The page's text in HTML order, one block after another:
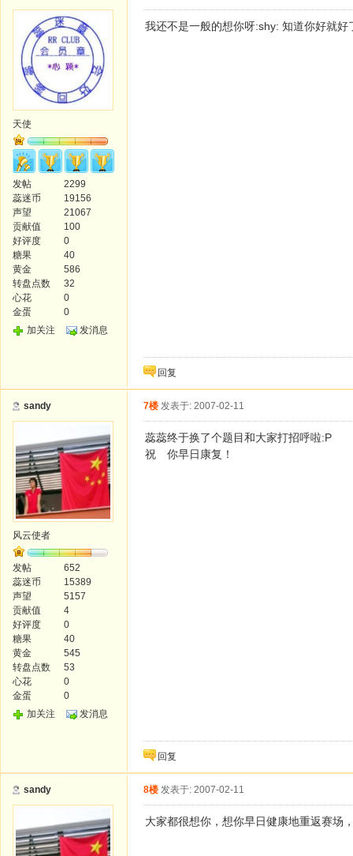
天使
发帖
2299
蕊迷币
19156
声望
21067
贡献值
100
好评度
0
糖果
40
黄金
586
转盘点数
32
心花
0
金蛋
0
加关注
发消息
我还不是一般的想你呀:shy: 知道你好就
回复
sandy
风云使者
发帖
652
蕊迷币
15389
声望
5157
贡献值
4
好评度
0
糖果
40
黄金
545
转盘点数
53
心花
0
金蛋
0
加关注
发消息
7楼 发表于: 2007-02-11
蕊蕊终于换了个题目和大家打招呼啦:P
祝 你早日康复！
回复
sandy 8楼 发表于: 2007-02-11
大家都很想你，想你早日健康地重返赛场